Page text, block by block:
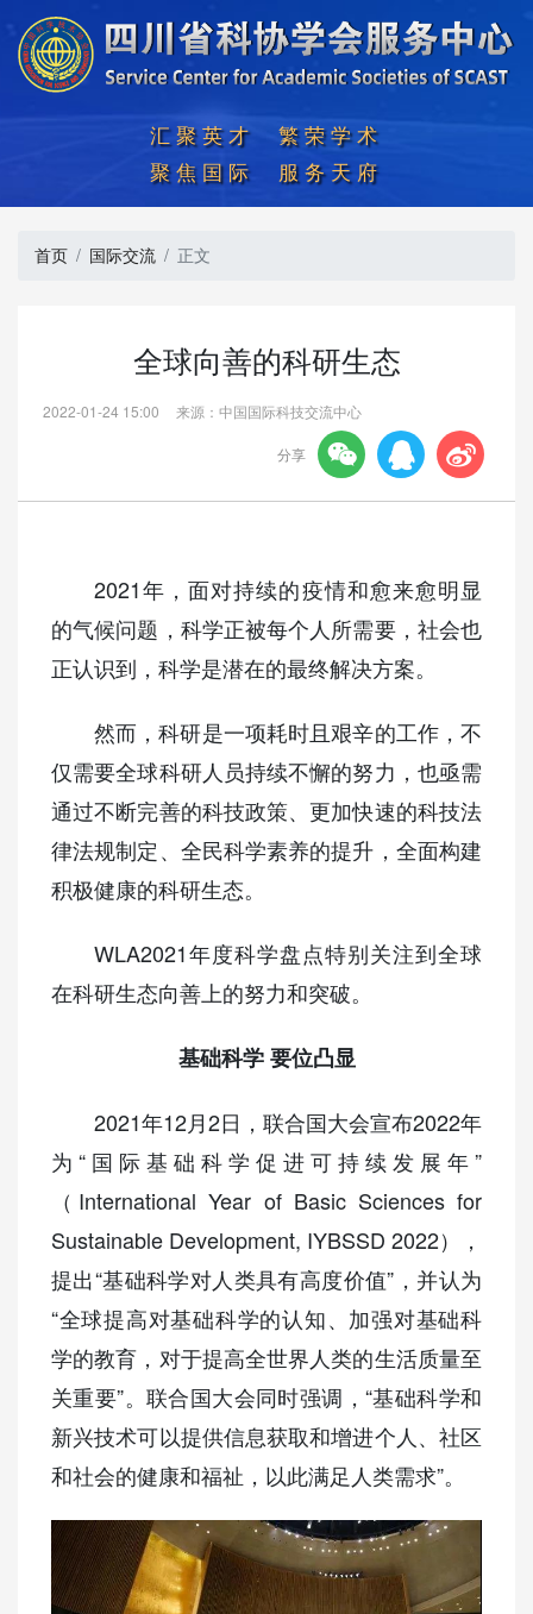
汇聚英才  繁荣学术
聚焦国际  服务天府
首页 国际交流 正文
全球向善的科研生态
2022-01-24 15:00 来源：中国国际科技交流中心
分享   
2021年，面对持续的疫情和愈来愈明显
的气候问题，科学正被每个人所需要，社会也
正认识到，科学是潜在的最终解决方案。
然而，科研是一项耗时且艰辛的工作，不
仅需要全球科研人员持续不懈的努力，也亟需
通过不断完善的科技政策、更加快速的科技法
律法规制定、全民科学素养的提升，全面构建
积极健康的科研生态。
WLA2021年度科学盘点特别关注到全球
在科研生态向善上的努力和突破。
基础科学 要位凸显
2021年12月2日，联合国大会宣布2022年
为“国际基础科学促进可持续发展年”
（International Year of Basic Sciences for
Sustainable Development, IYBSSD 2022），
提出“基础科学对人类具有高度价值”，并认为
“全球提高对基础科学的认知、加强对基础科
学的教育，对于提高全世界人类的生活质量至
关重要”。联合国大会同时强调，“基础科学和
新兴技术可以提供信息获取和增进个人、社区
和社会的健康和福祉，以此满足人类需求”。